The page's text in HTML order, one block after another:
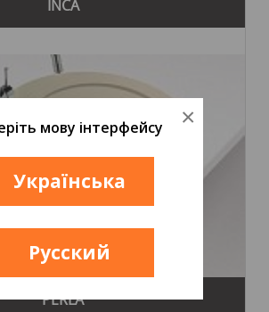
INCA
PERLA
×
мову інтерфейсу
Українська
Русский